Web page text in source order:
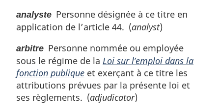
a
e
analyste Personne désignée à ce titre en
application de l’article 44. (analyst)
arbitre Personne nommée ou employée
sous le régime de la Loi sur l’emploi dans la
fonction publique et exerçant à ce titre les
attributions prévues par la présente loi et
ses règlements. (adjudicator)